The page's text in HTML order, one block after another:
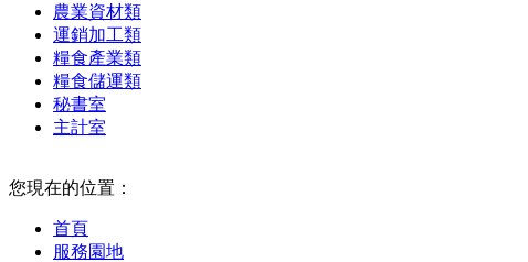
農業資材類
運銷加工類
糧食產業類
糧食儲運類
秘書室
主計室
您現在的位置：
首頁
服務園地